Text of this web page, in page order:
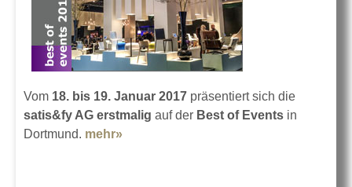
Vom 18. bis 19. Januar 2017 präsentiert sich die
satis&fy AG erstmalig auf der Best of Events in
Dortmund. mehr»